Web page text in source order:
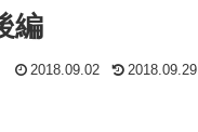
編
2018.09.02 2018.09.29